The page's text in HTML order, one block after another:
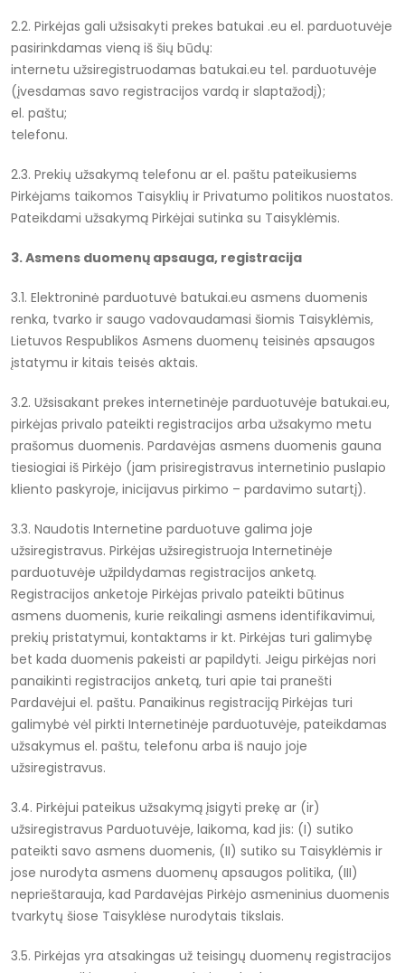
2.2. Pirkėjas gali užsisakyti prekes batukai .eu el. parduotuvėje
pasirinkdamas vieną iš šių būdų:
internetu užsiregistruodamas batukai.eu tel. parduotuvėje
(įvesdamas savo registracijos vardą ir slaptažodį);
el. paštu;
telefonu.
2.3. Prekių užsakymą telefonu ar el. paštu pateikusiems
Pirkėjams taikomos Taisyklių ir Privatumo politikos nuostatos.
Pateikdami užsakymą Pirkėjai sutinka su Taisyklėmis.
3. Asmens duomenų apsauga, registracija
3.1. Elektroninė parduotuvė batukai.eu asmens duomenis
renka, tvarko ir saugo vadovaudamasi šiomis Taisyklėmis,
Lietuvos Respublikos Asmens duomenų teisinės apsaugos
įstatymu ir kitais teisės aktais.
3.2. Užsisakant prekes internetinėje parduotuvėje batukai.eu,
pirkėjas privalo pateikti registracijos arba užsakymo metu
prašomus duomenis. Pardavėjas asmens duomenis gauna
tiesiogiai iš Pirkėjo (jam prisiregistravus internetinio puslapio
kliento paskyroje, inicijavus pirkimo – pardavimo sutartį).
3.3. Naudotis Internetine parduotuve galima joje
užsiregistravus. Pirkėjas užsiregistruoja Internetinėje
parduotuvėje užpildydamas registracijos anketą.
Registracijos anketoje Pirkėjas privalo pateikti būtinus
asmens duomenis, kurie reikalingi asmens identifikavimui,
prekių pristatymui, kontaktams ir kt. Pirkėjas turi galimybę
bet kada duomenis pakeisti ar papildyti. Jeigu pirkėjas nori
panaikinti registracijos anketą, turi apie tai pranešti
Pardavėjui el. paštu. Panaikinus registraciją Pirkėjas turi
galimybė vėl pirkti Internetinėje parduotuvėje, pateikdamas
užsakymus el. paštu, telefonu arba iš naujo joje
užsiregistravus.
3.4. Pirkėjui pateikus užsakymą įsigyti prekę ar (ir)
užsiregistravus Parduotuvėje, laikoma, kad jis: (I) sutiko
pateikti savo asmens duomenis, (II) sutiko su Taisyklėmis ir
jose nurodyta asmens duomenų apsaugos politika, (III)
neprieštarauja, kad Pardavėjas Pirkėjo asmeninius duomenis
tvarkytų šiose Taisyklėse nurodytais tikslais.
3.5. Pirkėjas yra atsakingas už teisingų duomenų registracijos